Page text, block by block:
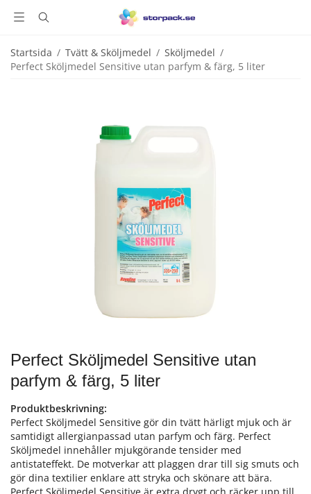
Startsida / Tvätt & Sköljmedel / Sköljmedel /
Perfect Sköljmedel Sensitive utan parfym & färg, 5 liter
Perfect Sköljmedel Sensitive utan
parfym & färg, 5 liter
Produktbeskrivning:
Perfect Sköljmedel Sensitive gör din tvätt härligt mjuk och är
samtidigt allergianpassad utan parfym och färg. Perfect
Sköljmedel innehåller mjukgörande tensider med
antistateffekt. De motverkar att plaggen drar till sig smuts och
gör dina textilier enklare att stryka och skönare att bära.